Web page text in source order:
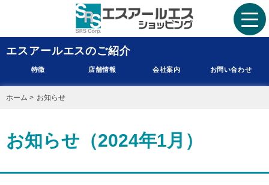
エスアールエスのご紹介
特徴 店舗情報 会社案内 お問い合わせ
ホーム > お知らせ
お知らせ（2024年1月）